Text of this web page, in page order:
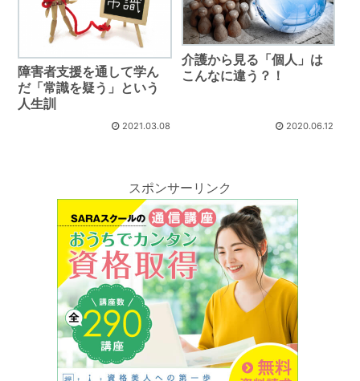
障害者支援を通して学ん
だ「常識を疑う」という
人生訓
2021.03.08
介護から見る「個人」は
こんなに違う？！
2020.06.12
スポンサーリンク